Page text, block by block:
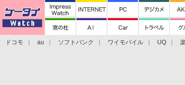
ドコモ au ソフトバンク ワイモバイル UQ